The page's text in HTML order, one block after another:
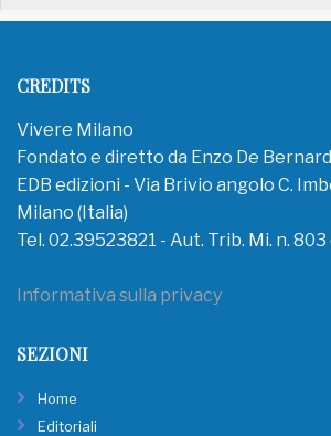
CREDITS
Vivere Milano
Fondato e diretto da Enzo De
EDB edizioni - Via Brivio angolo C.
Milano (Italia)
Tel. 02.39523821 - Aut. Trib. Mi. n.
Informativa sulla privacy
SEZIONI
Home
Editoriali